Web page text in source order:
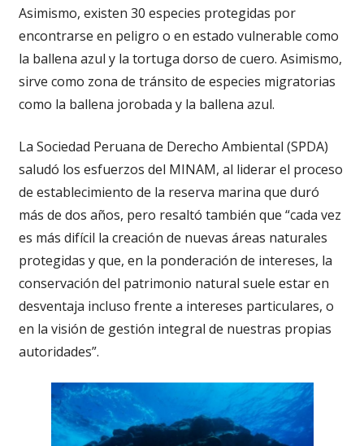
Asimismo, existen 30 especies protegidas por
encontrarse en peligro o en estado vulnerable como
la ballena azul y la tortuga dorso de cuero. Asimismo,
sirve como zona de tránsito de especies migratorias
como la ballena jorobada y la ballena azul.
La Sociedad Peruana de Derecho Ambiental (SPDA)
saludó los esfuerzos del MINAM, al liderar el proceso
de establecimiento de la reserva marina que duró
más de dos años, pero resaltó también que “cada vez
es más difícil la creación de nuevas áreas naturales
protegidas y que, en la ponderación de intereses, la
conservación del patrimonio natural suele estar en
desventaja incluso frente a intereses particulares, o
en la visión de gestión integral de nuestras propias
autoridades”.